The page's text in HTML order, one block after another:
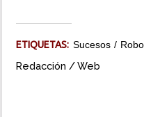
ETIQUETAS: Sucesos
Redacción / Web